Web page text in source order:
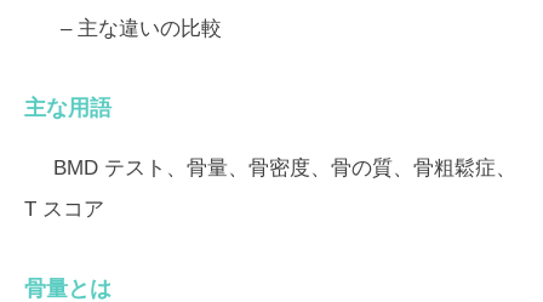
– 主な違いの比較
主な用語
BMD テスト、骨量、骨密度、骨の質、骨粗鬆症、
T スコア
骨量とは